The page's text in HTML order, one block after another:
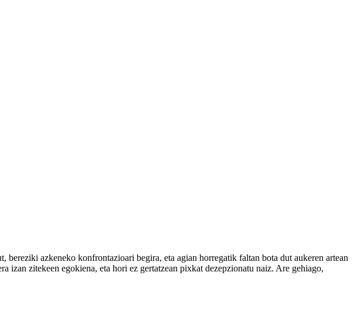
azkeneko konfrontazioari begira, eta agian horregatik faltan bota dut aukeren artean
izan zitekeen egokiena, eta hori ez gertatzean pixkat dezepzionatu naiz. Are gehiago,